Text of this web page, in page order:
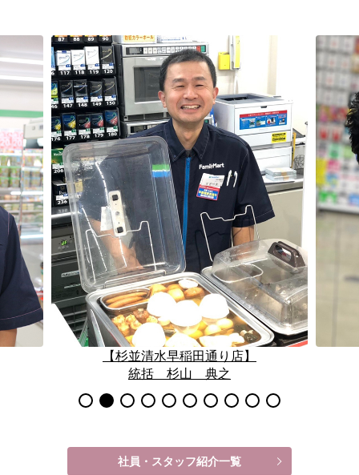
【杉並清水早稲田通り店】
統括 杉山 典之
社員・スタッフ紹介一覧